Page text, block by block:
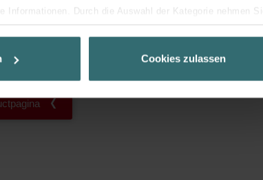
Durch die Auswahl der Kategorie nehmen Sie
ermöglichen und Ihnen maßgeschneiderte Informationen
können Sie selbstverständlich über einen Link in der
Cookies zulassen